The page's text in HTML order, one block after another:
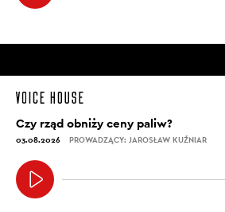
Czy rząd obniży ceny paliw?
03.08.2026 PROWADZĄCY: JAROSŁAW KUŹNIAR